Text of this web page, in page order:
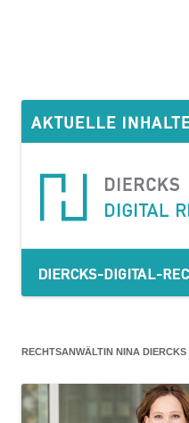
RECHTSANWÄLTIN NINA DIERCKS